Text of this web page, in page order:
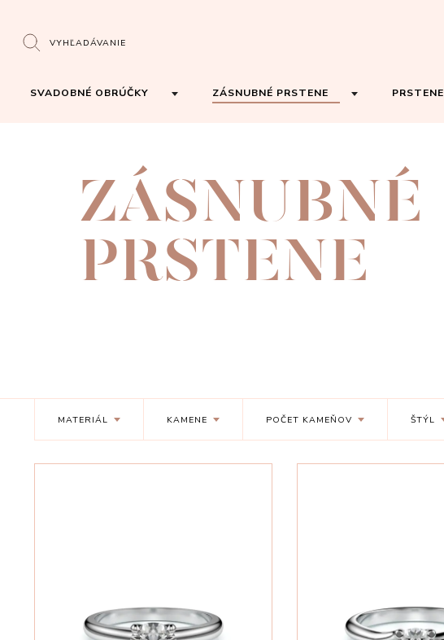
VYHĽADÁVANIE
SVADOBNÉ OBRÚČKY ZÁSNUBNÉ PRSTENE PRSTENE
ZÁSNUBNÉ
PRSTENE
MATERIÁL KAMENE POČET KAMEŇOV ŠTÝL